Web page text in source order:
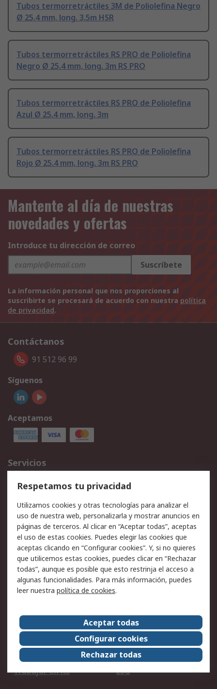
Tubos termorretráctiles 3M de Poliolefina Negro
Ø 25.4 mm, long. 3.5m HSR
Tubos termorretráctiles RS PRO de Poliolefina
Negro Ø 25.4 mm, long. 3m RS PRO
Tubos termorretráctiles RS PRO de Poliolefina
Azul Ø 25.4 mm, long. 3m
Tubos termorretráctiles RS PRO de Poliolefina
Rojo Ø 25.4 mm, long. 3m RS PRO
Mantente al día de nuestras
novedades y ofertas
Introduce tu dirección de correo
Suscríbete
La información personal que nos proporciones al
suscribirte se procesará de acuerdo con nuestra política
de privacidad.
Contáctanos
91 512 96 99
Síguenos
Aceptamos
Servicios
Cómo realizar pedidos
Devoluciones
Facturación y pago
Ofertas
Soporte técnico
Legal
Aviso legal
Política de privacidad -
Actualizada
Política sobre cookies
Seguridad de emails
Certificaciones de
Condiciones de venta
Acerca de RS
Acerca de RS
RS Group
RS en el mundo
Sala de prensa
Trabajar en RS
ESG
Respetamos tu privacidad
Utilizamos cookies y otras tecnologías para analizar el
uso de nuestra web, personalizarla y mostrar anuncios en
páginas de terceros. Al clicar en “Aceptar todas”, aceptas
el uso de estas cookies. Puedes elegir las cookies que
aceptas clicando en “Configurar cookies”. Y, si no quieres
que utilicemos estas cookies, puedes clicar en “Rechazar
todas”, aunque es posible que esto restrinja el acceso a
algunas funcionalidades. Para más información, puedes
leer nuestra política de cookies.
Aceptar todas
Configurar cookies
Rechazar todas